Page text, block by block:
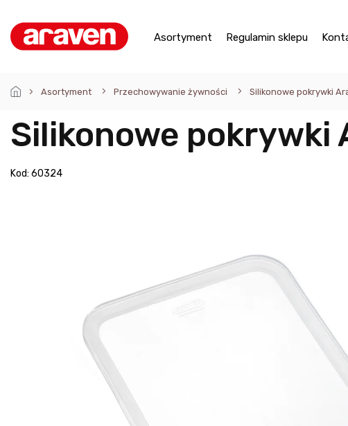
treści
Asortyment Regulamin sklepu
Asortyment Przechowywanie żywności Silikonowe pokrywki
Silikonowe pokrywki
Kod: 60324